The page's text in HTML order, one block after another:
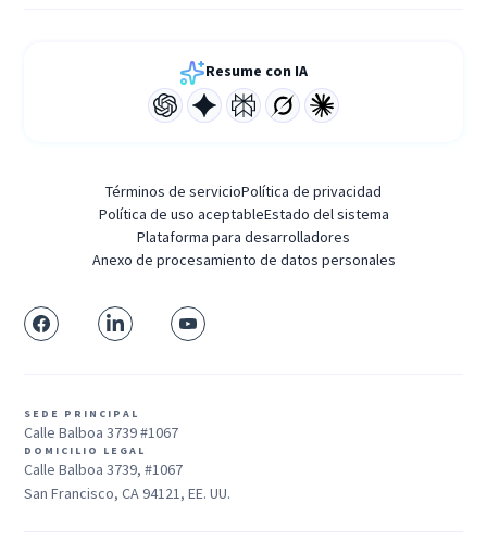
Resume con IA
Términos de servicioPolítica de privacidad
Política de uso aceptableEstado del sistema
Plataforma para desarrolladores
Anexo de procesamiento de datos personales
SEDE PRINCIPAL
Calle Balboa 3739 #1067
DOMICILIO LEGAL
Calle Balboa 3739, #1067
San Francisco, CA 94121, EE. UU.